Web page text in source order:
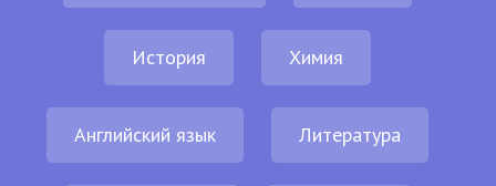
История Химия
Английский язык Литература